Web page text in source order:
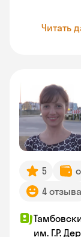
Читать
5
4 отзыва
им. Г.Р.